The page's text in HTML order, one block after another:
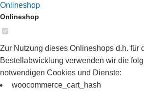
Onlineshop
Onlineshop
Zur Nutzung dieses Onlineshops d.h. für
Bestellabwicklung verwenden wir die
notwendigen Cookies und Dienste:
woocommerce_cart_hash